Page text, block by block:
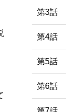
第3話
第4話
第5話
第6話